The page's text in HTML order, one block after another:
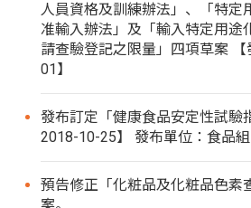
人員資格及訓練辦法」、「特定
准輸入辦法」及「輸入特定用途
請查驗登記之限量」四項草案
01】
發布訂定「健康食品安定性試驗
2018-10-25】 發布單位：食品組
預告修正「化粧品及化粧品色素